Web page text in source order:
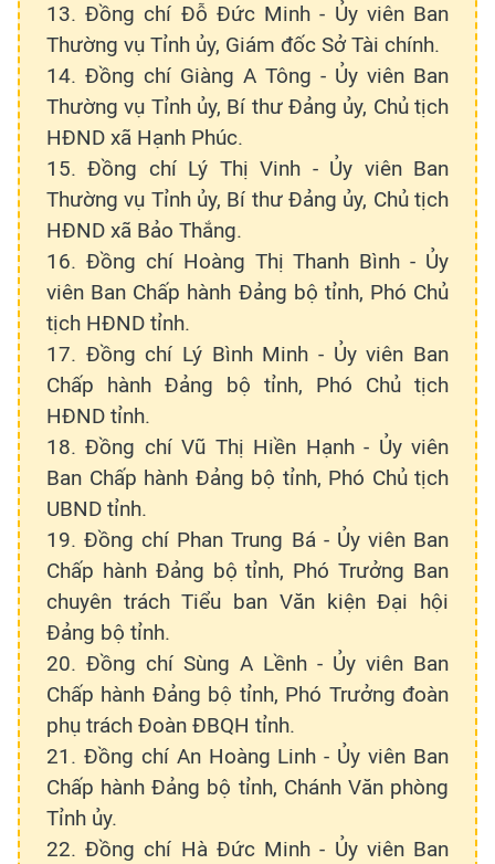
13. Đồng chí Đỗ Đức Minh - Ủy viên Ban
Thường vụ Tỉnh ủy, Giám đốc Sở Tài chính.
14. Đồng chí Giàng A Tông - Ủy viên Ban
Thường vụ Tỉnh ủy, Bí thư Đảng ủy, Chủ tịch
HĐND xã Hạnh Phúc.
15. Đồng chí Lý Thị Vinh - Ủy viên Ban
Thường vụ Tỉnh ủy, Bí thư Đảng ủy, Chủ tịch
HĐND xã Bảo Thắng.
16. Đồng chí Hoàng Thị Thanh Bình - Ủy
viên Ban Chấp hành Đảng bộ tỉnh, Phó Chủ
tịch HĐND tỉnh.
17. Đồng chí Lý Bình Minh - Ủy viên Ban
Chấp hành Đảng bộ tỉnh, Phó Chủ tịch
HĐND tỉnh.
18. Đồng chí Vũ Thị Hiền Hạnh - Ủy viên
Ban Chấp hành Đảng bộ tỉnh, Phó Chủ tịch
UBND tỉnh.
19. Đồng chí Phan Trung Bá - Ủy viên Ban
Chấp hành Đảng bộ tỉnh, Phó Trưởng Ban
chuyên trách Tiểu ban Văn kiện Đại hội
Đảng bộ tỉnh.
20. Đồng chí Sùng A Lềnh - Ủy viên Ban
Chấp hành Đảng bộ tỉnh, Phó Trưởng đoàn
phụ trách Đoàn ĐBQH tỉnh.
21. Đồng chí An Hoàng Linh - Ủy viên Ban
Chấp hành Đảng bộ tỉnh, Chánh Văn phòng
Tỉnh ủy.
22. Đồng chí Hà Đức Minh - Ủy viên Ban